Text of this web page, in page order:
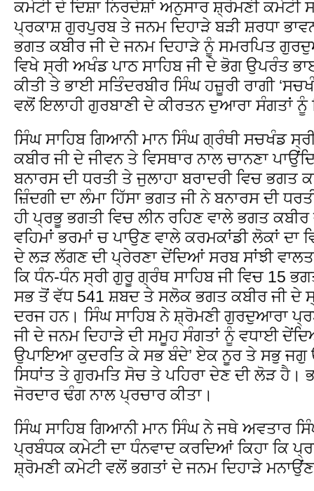
ਕਮੇਟੀ ਦੇ ਦਿਸ਼ਾ ਨਿਰਦੇਸ਼ਾਂ ਅਨੁਸਾਰ ਸ਼੍ਰੋਮਣੀ ਕਮੇਟੀ
ਪ੍ਰਕਾਸ਼ ਗੁਰਪੁਰਬ ਤੇ ਜਨਮ ਦਿਹਾੜੇ ਬੜੀ ਸ਼ਰਧਾ
ਭਗਤ ਕਬੀਰ ਜੀ ਦੇ ਜਨਮ ਦਿਹਾੜੇ ਨੂੰ ਸਮਰਪਿਤ
ਵਿਖੇ ਸ੍ਰੀ ਅਖੰਡ ਪਾਠ ਸਾਹਿਬ ਜੀ ਦੇ ਭੋਗ ਉਪਰੰਤ
ਕੀਤੀ ਤੇ ਭਾਈ ਸਤਿੰਦਰਬੀਰ ਸਿੰਘ ਹਜ਼ੂਰੀ ਰਾਗੀ
ਵਲੋਂ ਇਲਾਹੀ ਗੁਰਬਾਣੀ ਦੇ ਕੀਰਤਨ ਦੁਆਰਾ ਸੰਗਤਾਂ ਨੂੰ
ਸਿੰਘ ਸਾਹਿਬ ਗਿਆਨੀ ਮਾਨ ਸਿੰਘ ਗ੍ਰੰਥੀ ਸਚਖੰਡ
ਕਬੀਰ ਜੀ ਦੇ ਜੀਵਨ ਤੇ ਵਿਸਥਾਰ ਨਾਲ ਚਾਨਣਾ
ਬਨਾਰਸ ਦੀ ਧਰਤੀ ਤੇ ਜੁਲਾਹਾ ਬਰਾਦਰੀ ਵਿਚ
ਜ਼ਿੰਦਗੀ ਦਾ ਲੰਮਾ ਹਿੱਸਾ ਭਗਤ ਜੀ ਨੇ ਬਨਾਰਸ ਦੀ
ਹੀ ਪ੍ਰਭੂ ਭਗਤੀ ਵਿਚ ਲੀਨ ਰਹਿਣ ਵਾਲੇ ਭਗਤ ਕਬੀਰ
ਵਹਿਮਾਂ ਭਰਮਾਂ ਚ ਪਾਉਣ ਵਾਲੇ ਕਰਮਕਾਂਡੀ ਲੋਕਾਂ
ਦੇ ਲੜ ਲੱਗਣ ਦੀ ਪ੍ਰੇਰਣਾ ਦੇਂਦਿਆਂ ਸਰਬ ਸਾਂਝੀ
ਕਿ ਧੰਨ-ਧੰਨ ਸ੍ਰੀ ਗੁਰੂ ਗ੍ਰੰਥ ਸਾਹਿਬ ਜੀ ਵਿਚ 15
ਸਭ ਤੋਂ ਵੱਧ 541 ਸ਼ਬਦ ਤੇ ਸਲੋਕ ਭਗਤ ਕਬੀਰ ਜੀ ਦੇ
ਦਰਜ ਹਨ। ਸਿੰਘ ਸਾਹਿਬ ਨੇ ਸ਼੍ਰੋਮਣੀ ਗੁਰਦੁਆਰਾ
ਜੀ ਦੇ ਜਨਮ ਦਿਹਾੜੇ ਦੀ ਸਮੂਹ ਸੰਗਤਾਂ ਨੂੰ ਵਧਾਈ
ਉਪਾਇਆ ਕੁਦਰਤਿ ਕੇ ਸਭ ਬੰਦੇ’ ਏਕ ਨੂਰ ਤੇ ਸਭੁ
ਸਿਧਾਂਤ ਤੇ ਗੁਰਮਤਿ ਸੋਚ ਤੇ ਪਹਿਰਾ ਦੇਣ ਦੀ ਲੋੜ ਹੈ।
ਜੋਰਦਾਰ ਢੰਗ ਨਾਲ ਪ੍ਰਚਾਰ ਕੀਤਾ।
ਸਿੰਘ ਸਾਹਿਬ ਗਿਆਨੀ ਮਾਨ ਸਿੰਘ ਨੇ ਜਥੇ ਅਵਤਾਰ
ਪ੍ਰਬੰਧਕ ਕਮੇਟੀ ਦਾ ਧੰਨਵਾਦ ਕਰਦਿਆਂ ਕਿਹਾ ਕਿ
ਸ਼੍ਰੋਮਣੀ ਕਮੇਟੀ ਵਲੋਂ ਭਗਤਾਂ ਦੇ ਜਨਮ ਦਿਹਾੜੇ